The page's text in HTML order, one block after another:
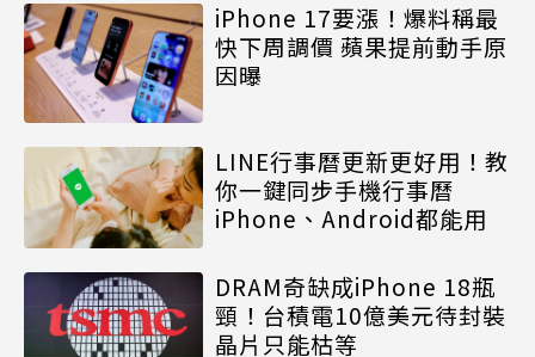
iPhone 17要漲！爆料稱最
快下周調價 蘋果提前動手原
因曝
LINE行事曆更新更好用！教
你一鍵同步手機行事曆
iPhone、Android都能用
DRAM奇缺成iPhone 18瓶
頸！台積電10億美元待封裝
晶片只能枯等